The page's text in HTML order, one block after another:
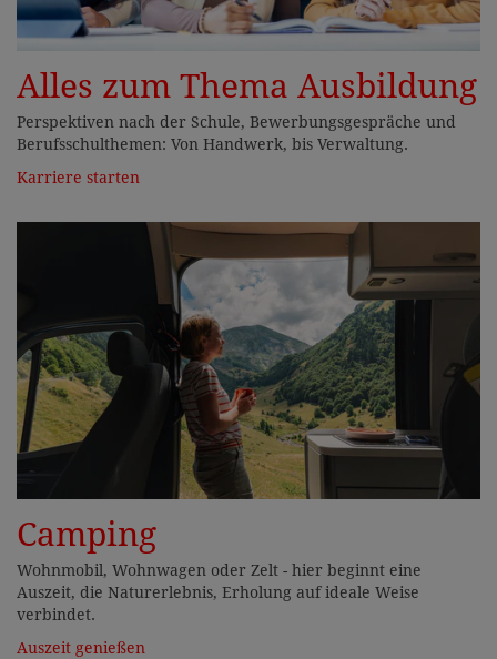
Alles zum Thema Ausbildung
Perspektiven nach der Schule, Bewerbungsgespräche und
Berufsschulthemen: Von Handwerk, bis Verwaltung.
Karriere starten
Camping
Wohnmobil, Wohnwagen oder Zelt - hier beginnt eine
Auszeit, die Naturerlebnis, Erholung auf ideale Weise
verbindet.
Auszeit genießen